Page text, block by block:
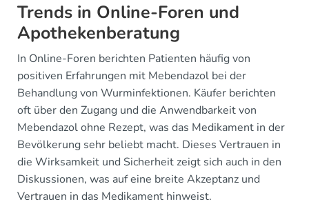
Trends in Online-Foren und
Apothekenberatung
In Online-Foren berichten Patienten häufig von
positiven Erfahrungen mit Mebendazol bei der
Behandlung von Wurminfektionen. Käufer berichten
oft über den Zugang und die Anwendbarkeit von
Mebendazol ohne Rezept, was das Medikament in der
Bevölkerung sehr beliebt macht. Dieses Vertrauen in
die Wirksamkeit und Sicherheit zeigt sich auch in den
Diskussionen, was auf eine breite Akzeptanz und
Vertrauen in das Medikament hinweist.